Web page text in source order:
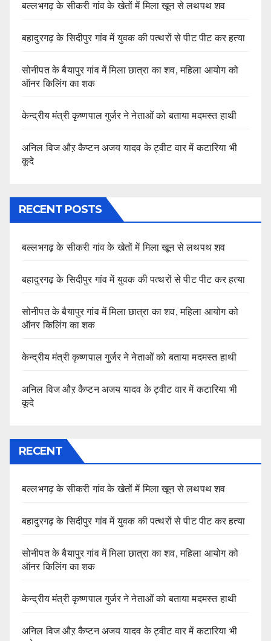
बल्लभगढ़ के सीकरी गांव के खेतों में मिला खून से लथपथ शव
बहादुरगढ़ के सिदीपुर गांव में युवक की पत्थरों से पीट पीट कर हत्या
सोनीपत के बैयापुर गांव में मिला छात्रा का शव, महिला आयोग को
ऑनर किलिंग का शक
केन्द्रीय मंत्री कृष्णपाल गुर्जर ने नेताओं को बताया मदमस्त हाथी
अनिल विज औऱ कैप्टन अजय यादव के ट्वीट वार में कटारिया भी
कूदे
RECENT POSTS
बल्लभगढ़ के सीकरी गांव के खेतों में मिला खून से लथपथ शव
बहादुरगढ़ के सिदीपुर गांव में युवक की पत्थरों से पीट पीट कर हत्या
सोनीपत के बैयापुर गांव में मिला छात्रा का शव, महिला आयोग को
ऑनर किलिंग का शक
केन्द्रीय मंत्री कृष्णपाल गुर्जर ने नेताओं को बताया मदमस्त हाथी
अनिल विज औऱ कैप्टन अजय यादव के ट्वीट वार में कटारिया भी
कूदे
RECENT
बल्लभगढ़ के सीकरी गांव के खेतों में मिला खून से लथपथ शव
बहादुरगढ़ के सिदीपुर गांव में युवक की पत्थरों से पीट पीट कर हत्या
सोनीपत के बैयापुर गांव में मिला छात्रा का शव, महिला आयोग को
ऑनर किलिंग का शक
केन्द्रीय मंत्री कृष्णपाल गुर्जर ने नेताओं को बताया मदमस्त हाथी
अनिल विज औऱ कैप्टन अजय यादव के ट्वीट वार में कटारिया भी